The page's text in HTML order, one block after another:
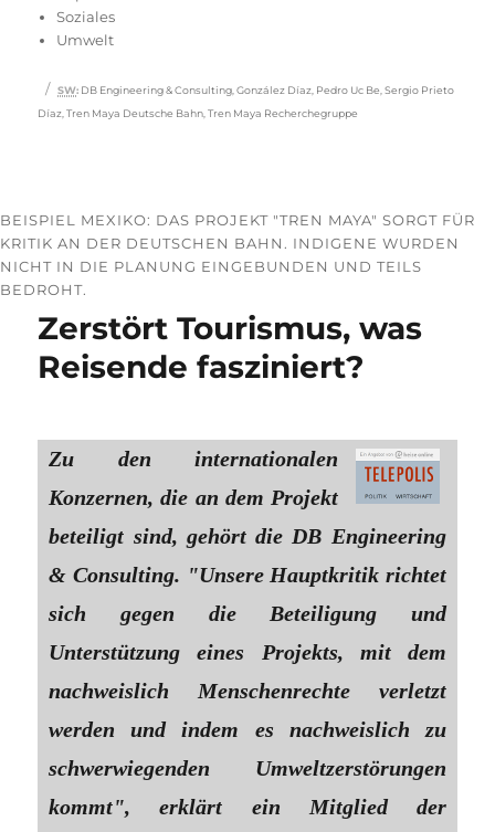
Soziales
Umwelt
Schlagwörter
SW: DB Engineering & Consulting ,González Díaz Pedro Uc Be ,Sergio Prieto
Díaz ,Tren Maya Deutsche Bahn ,Tren Maya Recherchegruppe
BEISPIEL MEXIKO: DAS PROJEKT "TREN MAYA" SORGT FÜR
KRITIK AN DER DEUTSCHEN BAHN. INDIGENE WURDEN
NICHT IN DIE PLANUNG EINGEBUNDEN UND TEILS
BEDROHT.
Zerstört Tourismus, was
Reisende fasziniert?
Zu den internationalen
Konzernen, die an dem Projekt
beteiligt sind, gehört die DB Engineering
& Consulting. "Unsere Hauptkritik richtet
sich gegen die Beteiligung und
Unterstützung eines Projekts, mit dem
nachweislich Menschenrechte verletzt
werden und indem es nachweislich zu
schwerwiegenden Umweltzerstörungen
kommt", erklärt ein Mitglied der